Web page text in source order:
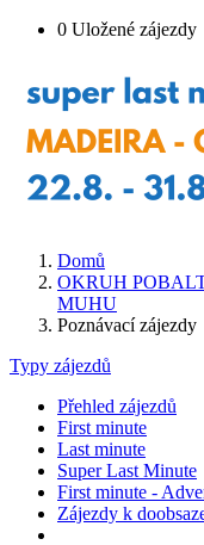
0 Uložené zájezdy
Domů
OKRUH
MUHU
Poznávací zájezdy
Typy zájezdů
Přehled zájezdů
First minute
Last minute
Super Last Minute
First minute -
Zájezdy k